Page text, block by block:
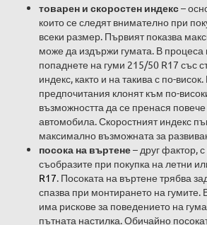
товарен и скоростен индекс–
които се следят внимателно при
всеки размер. Първият показва
може да издържи гумата. В
попаднете на гуми 215/50 R17 със
индекс, както и на такива с по-
предпочитания клонят към по-
възможността да се пренася
автомобила. Скоростният индекс
максимално възможната за
посока на въртене– друг фактор,
съобразите при покупка на летни
R17. Посоката на въртене трябва
спазва при монтирането на гумите.
има рискове за поведението на
пътната настилка. Обичайно